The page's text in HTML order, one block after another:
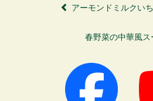
アーモンドミルクい
春野菜の中華風ス